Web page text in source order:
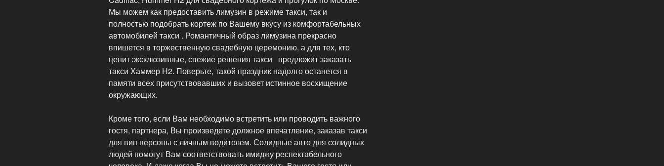
Мы можем как предоставить лимузин в режиме такси, так и
полностью подобрать кортеж по Вашему вкусу из комфортабельных
автомобилей такси . Романтичный образ лимузина прекрасно
впишется в торжественную свадебную церемонию, а для тех, кто
ценит эксклюзивные, свежие решения такси предложит заказать
такси Хаммер H2. Поверьте, такой праздник надолго останется в
памяти всех присутствовавших и вызовет истинное восхищение
окружающих.
Кроме того, если Вам необходимо встретить или проводить важного
гостя, партнера, Вы произведете должное впечатление, заказав такси
для вип персоны с личным водителем. Солидные авто для солидных
людей помогут Вам соответствовать имиджу респектабельного